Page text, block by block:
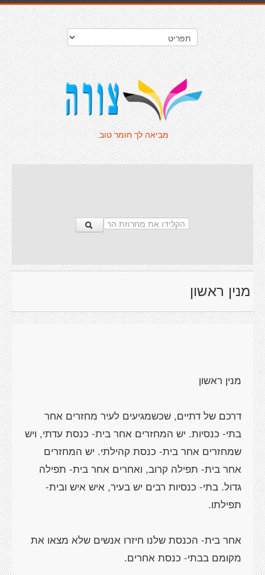
מביאה לך חומר טוב.
מנין ראשון
דרכם של דתיים, שכשמגיעים לעיר מחזרים אחר
בתי- כנסיות. יש המחזרים אחר בית- כנסת עדתי, ויש
שמחזרים אחר בית- כנסת קהילתי. יש המחזרים
אחר בית- תפילה קרוב, ואחרים אחר בית- תפילה
גדול. בתי- כנסיות רבים יש בעיר, איש איש ובית-
אחר בית- הכנסת שלנו חיזרו אנשים שלא מצאו את